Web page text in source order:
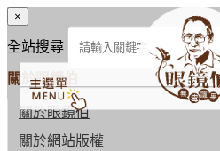
×
全站搜尋
關於眼鏡伯
關於眼鏡伯
關於網站版權